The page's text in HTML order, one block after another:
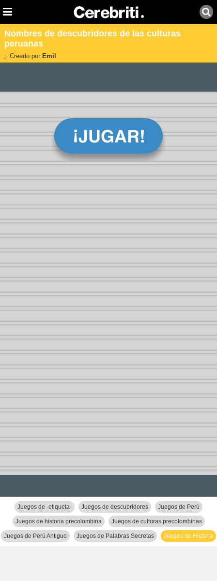
Nombres de descubridores de las culturas
peruanas
Creado por: Emil
Juegos de -etiqueta- Juegos de descubridores Juegos de Perú
Juegos de historia precolombina Juegos de culturas precolombinas
Juegos de Perú Antiguo Juegos de Palabras Secretas Juegos de Historia